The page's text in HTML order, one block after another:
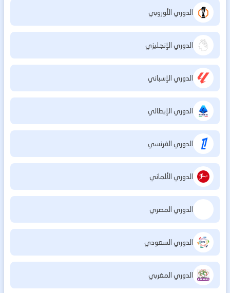
الدوري الأوروبي
الدوري الإنجليزي
الدوري الإسباني
الدوري الإيطالي
الدوري الفرنسي
الدوري الألماني
الدوري المصري
الدوري السعودي
الدوري المغربي